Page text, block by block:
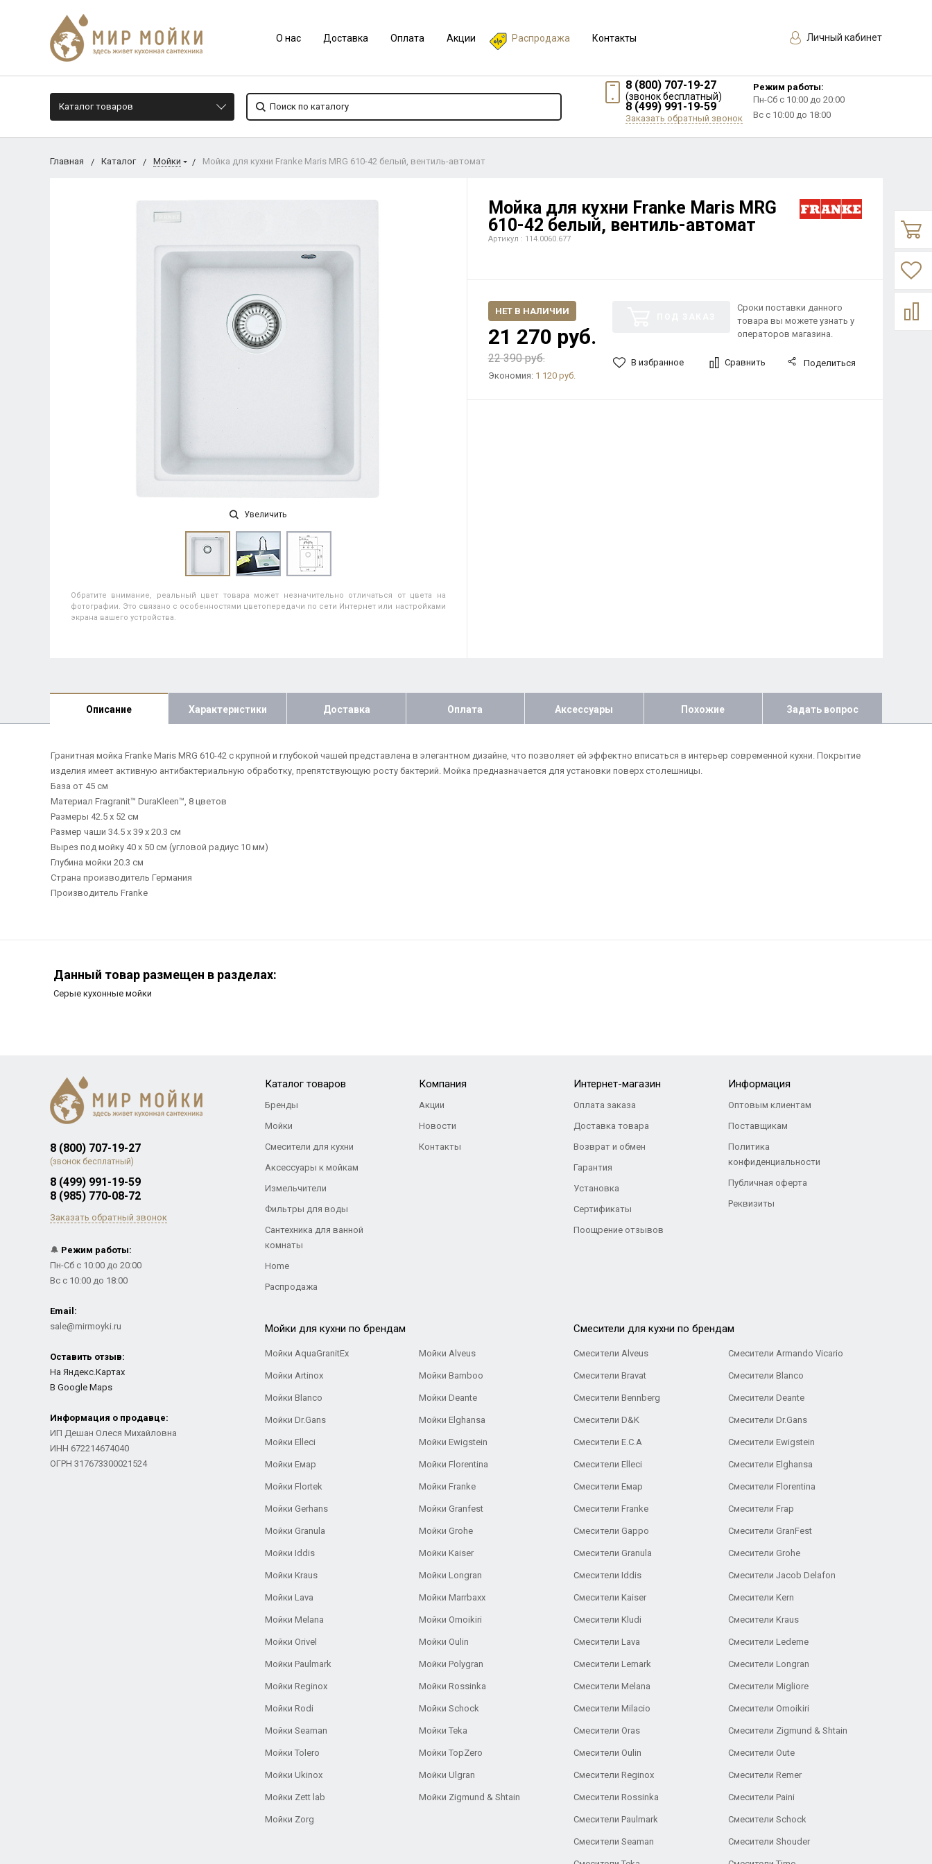
О нас Доставка Оплата Акции Распродажа Контакты Личный кабинет
Каталог товаров
8 (800) 707-19-27
(звонок бесплатный)
8 (499) 991-19-59
Заказать обратный звонок
Режим работы:
Пн-Сб с 10:00 до 20:00
Вс с 10:00 до 18:00
Главная Каталог Мойки Мойка для кухни Franke Maris MRG 610-42 белый, вентиль-автомат
Увеличить
Обратите внимание, реальный цвет товара может незначительно отличаться от цвета на
фотографии. Это связано с особенностями цветопередачи по сети Интернет или настройками
экрана вашего устройства.
Мойка для кухни Franke Maris MRG
610-42 белый, вентиль-автомат
Артикул : 114.0060.677
НЕТ В НАЛИЧИИ
21 270 руб.
22 390 руб.
Экономия: 1 120 руб.
Сроки поставки данного
товара вы можете узнать у
операторов магазина.
В избранное Сравнить Поделиться
Описание Характеристики Доставка Оплата Аксессуары Похожие Задать вопрос
Гранитная мойка Franke Maris MRG 610-42 с крупной и глубокой чашей представлена в элегантном дизайне, что позволяет ей эффектно вписаться в интерьер современной кухни. Покрытие
изделия имеет активную антибактериальную обработку, препятствующую росту бактерий. Мойка предназначается для установки поверх столешницы.
База от 45 см
Материал Fragranit™ DuraKleen™, 8 цветов
Размеры 42.5 x 52 см
Размер чаши 34.5 x 39 x 20.3 см
Вырез под мойку 40 x 50 см (угловой радиус 10 мм)
Глубина мойки 20.3 cм
Страна производитель Германия
Производитель Franke
Данный товар размещен в разделах:
Серые кухонные мойки
8 (800) 707-19-27
(звонок бесплатный)
8 (499) 991-19-59
8 (985) 770-08-72
Заказать обратный звонок
🔔 Режим работы:
Пн-Сб с 10:00 до 20:00
Вс с 10:00 до 18:00
Email:
sale@mirmoyki.ru
Оставить отзыв:
На Яндекс.Картах
В Google Maps
Информация о продавце:
ИП Дешан Олеся Михайловна
ИНН 672214674040
ОГРН 317673300021524
Каталог товаров
Бренды
Мойки
Смесители для кухни
Аксессуары к мойкам
Измельчители
Фильтры для воды
Сантехника для ванной
комнаты
Home
Распродажа
Компания
Акции
Новости
Контакты
Интернет-магазин
Оплата заказа
Доставка товара
Возврат и обмен
Гарантия
Установка
Сертификаты
Поощрение отзывов
Информация
Оптовым клиентам
Поставщикам
Политика
конфиденциальности
Публичная оферта
Реквизиты
Мойки для кухни по брендам
Мойки AquaGranitEx Мойки Alveus
Мойки Artinox Мойки Bamboo
Мойки Blanco Мойки Deante
Мойки Dr.Gans Мойки Elghansa
Мойки Elleci Мойки Ewigstein
Мойки Емар Мойки Florentina
Мойки Flortek Мойки Franke
Мойки Gerhans Мойки Granfest
Мойки Granula Мойки Grohe
Мойки Iddis Мойки Kaiser
Мойки Kraus Мойки Longran
Мойки Lava Мойки Marrbaxx
Мойки Melana Мойки Omoikiri
Мойки Orivel Мойки Oulin
Мойки Paulmark Мойки Polygran
Мойки Reginox Мойки Rossinka
Мойки Rodi Мойки Schock
Мойки Seaman Мойки Teka
Мойки Tolero Мойки TopZero
Мойки Ukinox Мойки Ulgran
Мойки Zett lab Мойки Zigmund & Shtain
Мойки Zorg
Cмесители для кухни по брендам
Смесители Alveus Смесители Armando Vicario
Смесители Bravat Смесители Blanco
Смесители Bennberg Смесители Deante
Смесители D&K Смесители Dr.Gans
Смесители E.C.A Cмесители Ewigstein
Смесители Elleci Смесители Elghansa
Смесители Емар Смесители Florentina
Смесители Franke Смесители Frap
Смесители Gappo Смесители GranFest
Смесители Granula Смесители Grohe
Смесители Iddis Смесители Jacob Delafon
Смесители Kaiser Смесители Kern
Смесители Kludi Смесители Kraus
Смесители Lava Смесители Ledeme
Смесители Lemark Смесители Longran
Смесители Melana Смесители Migliore
Смесители Milacio Смесители Omoikiri
Смесители Oras Смесители Zigmund & Shtain
Смесители Oulin Смесители Oute
Смесители Reginox Смесители Remer
Смесители Rossinka Смесители Paini
Смесители Paulmark Смесители Schock
Смесители Seaman Смесители Shouder